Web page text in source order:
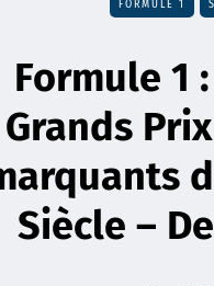
FORMULE 1
Formule 1
Grands
Siècle –